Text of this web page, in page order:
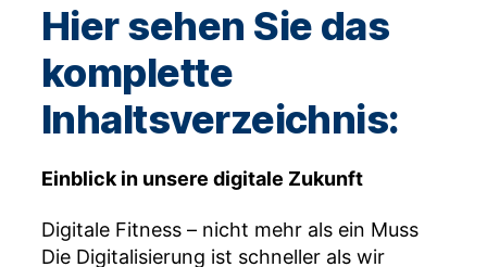
Hier sehen Sie das
komplette
Inhaltsverzeichnis:
Einblick in unsere digitale Zukunft
Digitale Fitness – nicht mehr als ein Muss
Die Digitalisierung ist schneller als wir